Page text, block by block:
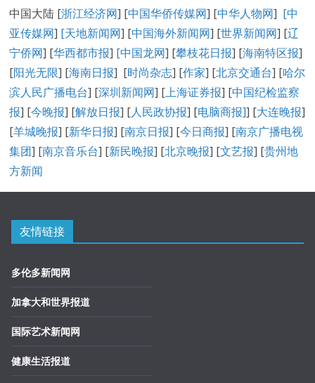
中国大陆 [浙江经济网] [中国华侨传媒网] [中华人物网] [中
亚传媒网] [天地新闻网] [中国海外新闻网] [世界新闻网] [辽
宁侨网] [华西都市报] [中国龙网] [攀枝花日报] [海南特区报]
[阳光无限] [海南日报] [时尚杂志] [作家] [北京交通台] [哈尔
滨人民广播电台] [深圳新闻网] [上海证券报] [中国纪检监察
报] [今晚报] [解放日报] [人民政协报] [电脑商报]] [大连晚报]
[羊城晚报] [新华日报] [南京日报] [今日商报] [南京广播电视
集团] [南京音乐台] [新民晚报] [北京晚报] [文艺报] [贵州地
方新闻
友情链接
多伦多新闻网
加拿大和世界报道
国际艺术新闻网
健康生活报道